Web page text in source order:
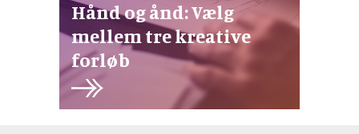
Hånd og ånd: Vælg
mellem tre kreative
forløb